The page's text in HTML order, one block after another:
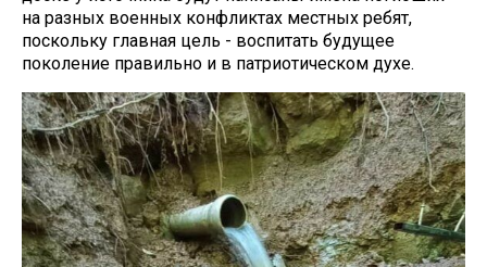
на разных военных конфликтах местных ребят,
поскольку главная цель - воспитать будущее
поколение правильно и в патриотическом духе.